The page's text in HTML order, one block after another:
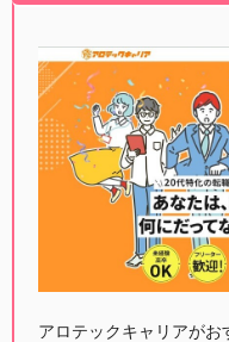
アロテックキャリアが